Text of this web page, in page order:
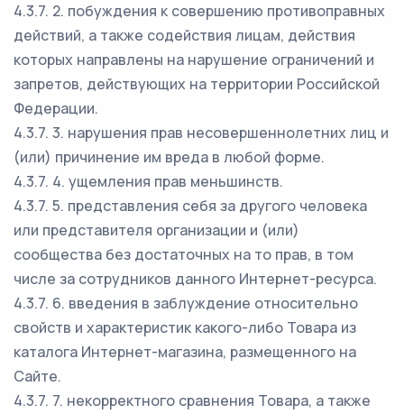
4.3.7. 2. побуждения к совершению противоправных
действий, а также содействия лицам, действия
которых направлены на нарушение ограничений и
запретов, действующих на территории Российской
Федерации.
4.3.7. 3. нарушения прав несовершеннолетних лиц и
(или) причинение им вреда в любой форме.
4.3.7. 4. ущемления прав меньшинств.
4.3.7. 5. представления себя за другого человека
или представителя организации и (или)
сообщества без достаточных на то прав, в том
числе за сотрудников данного Интернет-ресурса.
4.3.7. 6. введения в заблуждение относительно
свойств и характеристик какого-либо Товара из
каталога Интернет-магазина, размещенного на
Сайте.
4.3.7. 7. некорректного сравнения Товара, а также